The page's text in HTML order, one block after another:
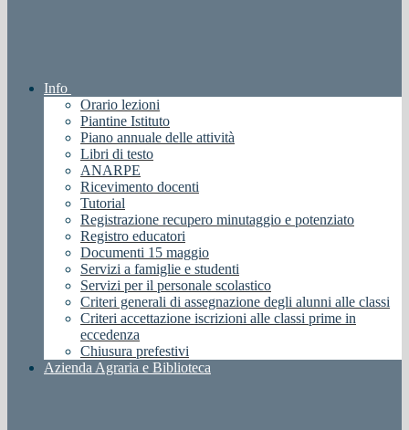
Info
Orario lezioni
Piantine Istituto
Piano annuale delle attività
Libri di testo
ANARPE
Ricevimento docenti
Tutorial
Registrazione recupero minutaggio e potenziato
Registro educatori
Documenti 15 maggio
Servizi a famiglie e studenti
Servizi per il personale scolastico
Criteri generali di assegnazione degli alunni alle classi
Criteri accettazione iscrizioni alle classi prime in
eccedenza
Chiusura prefestivi
Azienda Agraria e Biblioteca